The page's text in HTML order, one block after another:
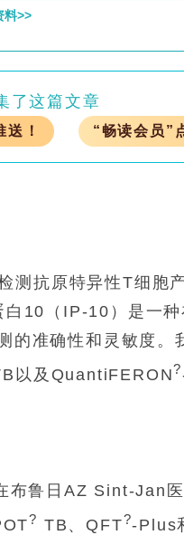
料>>
了这篇文章
！ “畅读会员”
测抗原特异性T细胞
10（IP-10）是一
的准确性和灵敏度
以及QuantiFERON?
布鲁日AZ Sint-Jan
? TB、QFT?-Plus